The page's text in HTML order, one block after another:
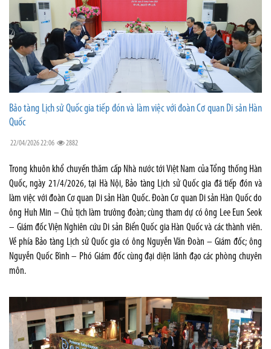
Bảo tàng Lịch sử Quốc gia tiếp đón và làm việc với đoàn Cơ quan Di sản Hàn
Quốc
22/04/2026 22:06 2882
Trong khuôn khổ chuyến thăm cấp Nhà nước tới Việt Nam của Tổng thống Hàn
Quốc, ngày 21/4/2026, tại Hà Nội, Bảo tàng Lịch sử Quốc gia đã tiếp đón và
làm việc với đoàn Cơ quan Di sản Hàn Quốc. Đoàn Cơ quan Di sản Hàn Quốc do
ông Huh Min – Chủ tịch làm trưởng đoàn; cùng tham dự có ông Lee Eun Seok
– Giám đốc Viện Nghiên cứu Di sản Biển Quốc gia Hàn Quốc và các thành viên.
Về phía Bảo tàng Lịch sử Quốc gia có ông Nguyễn Văn Đoàn – Giám đốc; ông
Nguyễn Quốc Bình – Phó Giám đốc cùng đại diện lãnh đạo các phòng chuyên
môn.